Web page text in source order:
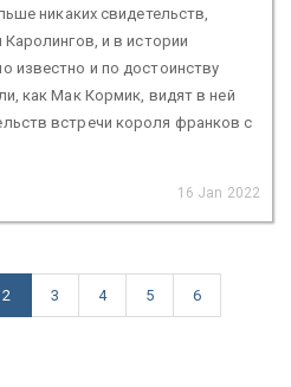
никаких свидетельств,
и в истории
известно и по достоинству
как Мак Кормик, видят в ней
встречи короля франков с
16 Jan 2022
2 3 4 5 6